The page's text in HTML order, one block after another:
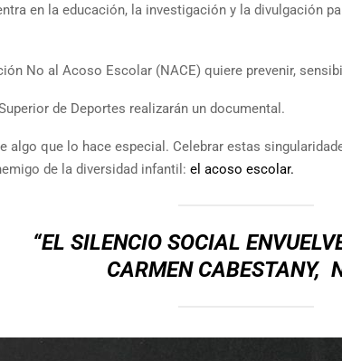
en la educación, la investigación y la divulgación
No al Acoso Escolar (NACE) quiere prevenir,
de Deportes realizarán un documental.
algo que lo hace especial. Celebrar estas
de la diversidad infantil: el acoso escolar.
“EL SILENCIO SOCIAL
CARMEN CABESTANY,